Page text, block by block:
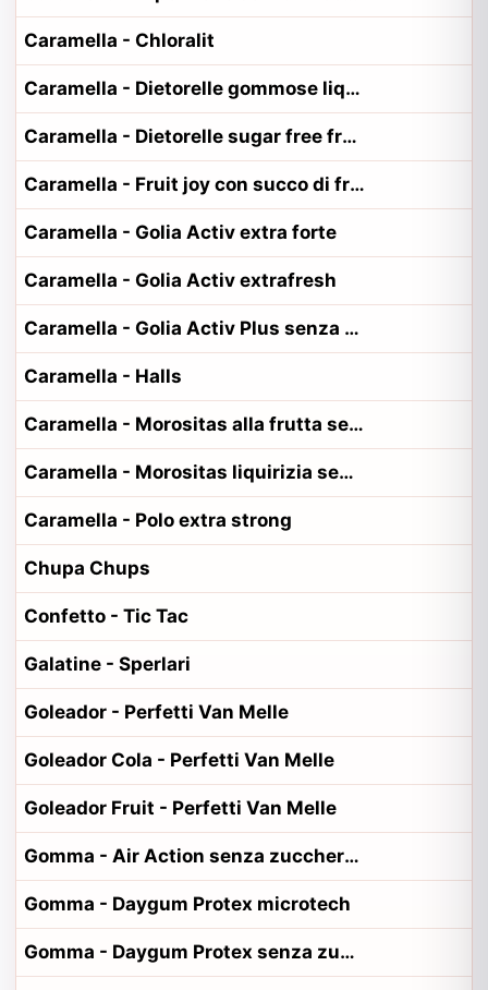
Caramella - Chloralit
Caramella - Dietorelle gommose liquirizia, menta sugar free
Caramella - Dietorelle sugar free fruit
Caramella - Fruit joy con succo di frutta
Caramella - Golia Activ extra forte
Caramella - Golia Activ extrafresh
Caramella - Golia Activ Plus senza zucchero
Caramella - Halls
Caramella - Morositas alla frutta senza zucchero
Caramella - Morositas liquirizia senza zucchero
Caramella - Polo extra strong
Chupa Chups
Confetto - Tic Tac
Galatine - Sperlari
Goleador - Perfetti Van Melle
Goleador Cola - Perfetti Van Melle
Goleador Fruit - Perfetti Van Melle
Gomma - Air Action senza zucchero Vigorsol
Gomma - Daygum Protex microtech
Gomma - Daygum Protex senza zucchero